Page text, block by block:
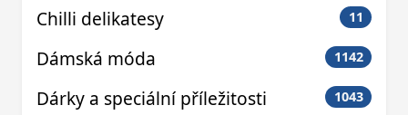
Chilli delikatesy 11
Dámská móda 1142
Dárky a speciální příležitosti 1043